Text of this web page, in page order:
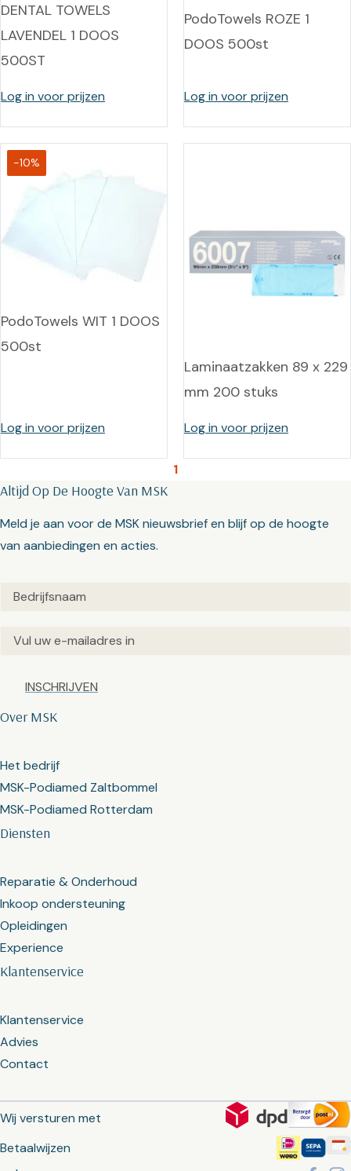
DENTAL TOWELS
LAVENDEL 1 DOOS
500ST
Log in voor prijzen
PodoTowels ROZE 1
DOOS 500st
Log in voor prijzen
-10%
PodoTowels WIT 1 DOOS
500st
Log in voor prijzen
Laminaatzakken 89 x 229
mm 200 stuks
Log in voor prijzen
1
Klantenservice
Klantenservice
Advies
Contact
Diensten
Reparatie & Onderhoud
Inkoop ondersteuning
Opleidingen
Experience
Over MSK
Het bedrijf
MSK-Podiamed Zaltbommel
MSK-Podiamed Rotterdam
Altijd Op De Hoogte Van MSK
Meld je aan voor de MSK nieuwsbrief en blijf op de hoogte
van aanbiedingen en acties.
Untitled(Vereist)
Email(Vereist)
Captcha
Wij versturen met
Betaalwijzen